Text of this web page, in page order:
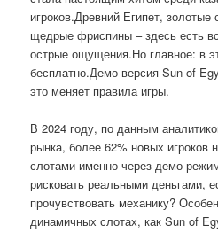
игроков.Древний Египет, золотые
щедрые фриспины – здесь есть
острые ощущения.Но главное: в
бесплатно.Демо-версия Sun of
это меняет правила игры.
В 2024 году, по данным
рынка, более 62% новых игроков
слотами именно через демо-
рисковать реальными деньгами,
прочувствовать механику?
динамичных слотах, как Sun of